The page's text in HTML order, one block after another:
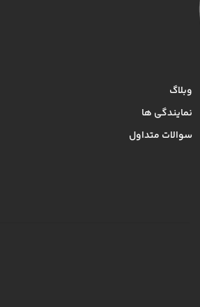
وبلاگ
نمایندگی ها
سوالات متداول